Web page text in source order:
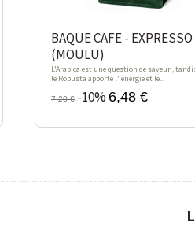
BAQUE CAFE - EXPRESSO
(MOULU)
L'Arabica est une question de saveur ,
le Robusta apporte l' énergie et le...
7,20 € -10% 6,48 €